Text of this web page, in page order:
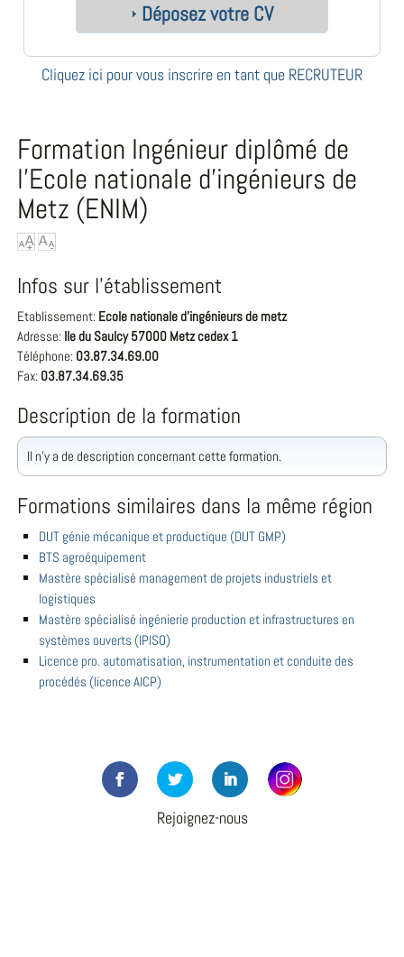
Déposez votre CV
Cliquez ici pour vous inscrire en tant que RECRUTEUR
Formation Ingénieur diplômé de
l'Ecole nationale d'ingénieurs de
Metz (ENIM)
Infos sur l'établissement
Etablissement: Ecole nationale d'ingénieurs de metz
Adresse: Ile du Saulcy 57000 Metz cedex 1
Téléphone: 03.87.34.69.00
Fax: 03.87.34.69.35
Description de la formation
Il n'y a de description concernant cette formation.
Formations similaires dans la même région
DUT génie mécanique et productique (DUT GMP)
BTS agroéquipement
Mastère spécialisé management de projets industriels et
logistiques
Mastère spécialisé ingénierie production et infrastructures en
systèmes ouverts (IPISO)
Licence pro. automatisation, instrumentation et conduite des
procédés (licence AICP)
Rejoignez-nous